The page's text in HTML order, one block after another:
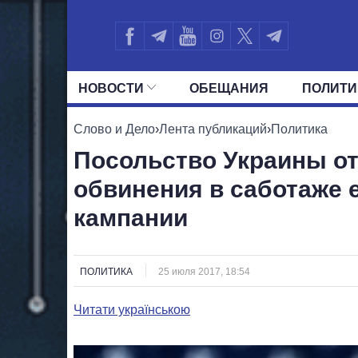
НОВОСТИ ОБЕЩАНИЯ
ВСЕ ПОЛИТИКИ ПРЕЗИДЕНТ И
Слово и Дело›Лента публикаций›Политика
Посольство Украины
обвинения в саботаже
кампании
ПОЛИТИКА 25 июля 2017, 18:54
Читати українською